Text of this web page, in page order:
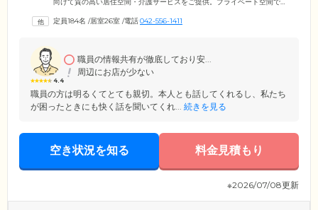
は、長年ご愛用の調度品や思い出の品々など、お気に入りのものをお持
ースコールは備え付けです。ご入居者様それぞれの身体機能や精神状態
に寄り添って、安心して入浴いただけるよう、機械浴のご用意もござい
ます。
定員184名 /居室26室 /電話042-556-1411
4.4
職員の情報共有が徹底しており安...
周辺にお店が少ない
職員の方は明るくてとても親切。本人とも話してくれるし、私たち
が困ったときにも快く話を聞いてくれ... 続きを見る
空き状況を知る 料金見積もり
※2026/07/08更新